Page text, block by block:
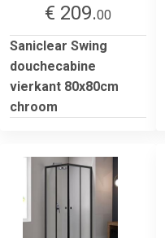
€ 209.00
Saniclear Swing
douchecabine
vierkant 80x80cm
chroom